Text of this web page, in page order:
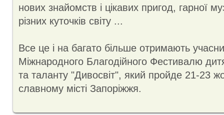
нових знайомств і цікавих пригод, гарної
різних куточків світу ...
Все це і на багато більше отримають
Міжнародного Благодійного Фестивалю
та таланту "Дивосвіт", який пройде 21-23
славному місті Запоріжжя.